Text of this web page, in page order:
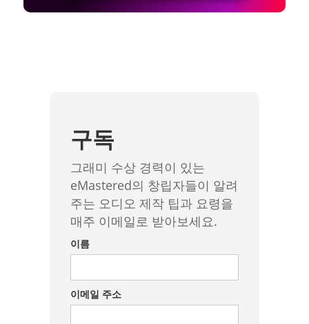
구독
그래미 수상 경력이 있는
eMastered의 창립자들이 알려
주는 오디오 제작 팁과 요령을
매주 이메일로 받아보세요.
이름
이메일 주소